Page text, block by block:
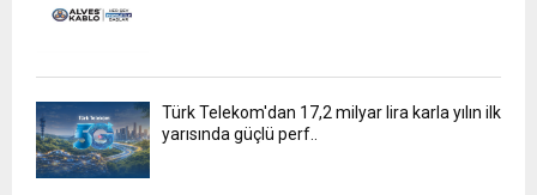
Türk Telekom'dan 17,2 milyar lira karla yılın ilk
yarısında güçlü perf..